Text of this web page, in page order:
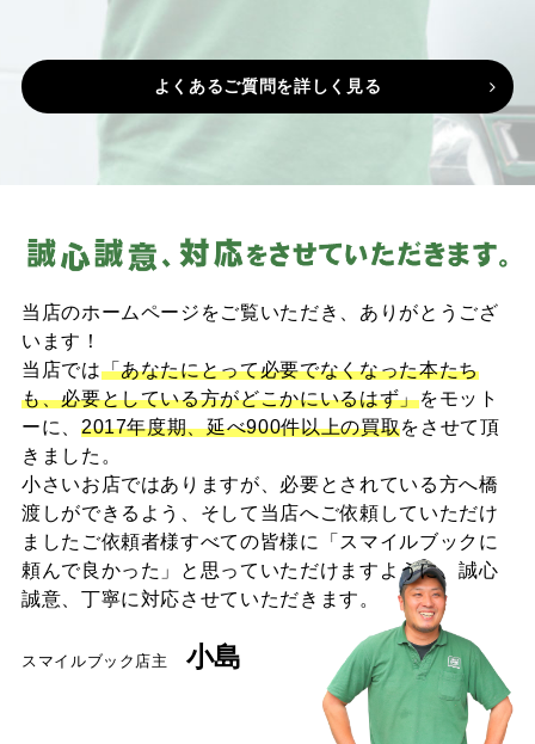
よくあるご質問を詳しく見る
当店のホームページをご覧いただき、ありがとうござ
います！
当店では「あなたにとって必要でなくなった本たち
も、必要としている方がどこかにいるはず」をモット
ーに、 2017年度期、延べ900件以上の買取をさせて頂
きました。
小さいお店ではありますが、必要とされている方へ橋
渡しができるよう、そして当店へご依頼していただけ
ましたご依頼者様すべての皆様に「スマイルブックに
頼んで良かった」と思っていただけますように、誠心
誠意、丁寧に対応させていただきます。
スマイルブック店主 小島